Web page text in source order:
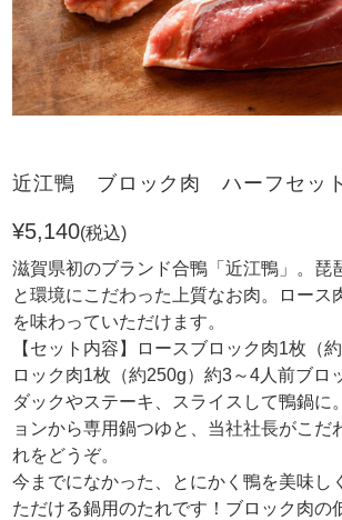
近江鴨 ブロック肉 ハーフセット
¥5,140(税込)
滋賀県初のブランド合鴨「近江鴨」。琵
と環境にこだわった上質なお肉。ロース
を味わっていただけます。
【セット内容】ロースブロック肉1枚（
ロック肉1枚（約250g）約3～4人前ブロ
ダックやステーキ、スライスして鴨鍋に
ョンから専用鍋つゆと、当社社長がこだ
れをどうぞ。
今までになかった、とにかく鴨を美味し
ただける鍋用のたれです！ブロック肉の